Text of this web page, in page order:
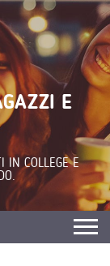
E
IN COLLEGE E